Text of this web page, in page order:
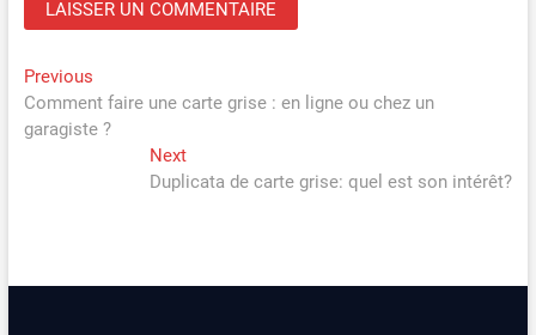
Navigation
de
l’article
PreviousPrevious
post:
Comment faire une carte grise : en ligne ou chez un
garagiste ?
NextNext
post:
Duplicata de carte grise: quel est son intérêt?